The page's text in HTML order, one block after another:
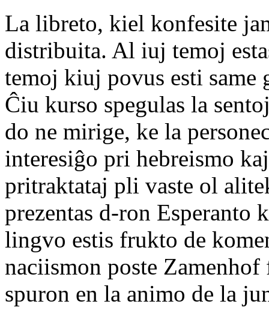
La libreto, kiel konfesite
distribuita. Al iuj temoj
temoj kiuj povus esti same
Ĉiu kurso spegulas la
do ne mirige, ke la
interesiĝo pri hebreismo
pritraktataj pli vaste ol
prezentas d-ron
lingvo estis frukto de
naciismon poste
spuron en la animo de la